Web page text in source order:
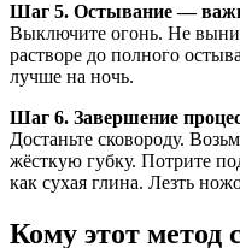
Шаг 5. Остывание —
Выключите огонь. Не
растворе до полного
лучше на ночь.
Шаг 6. Завершение
Достаньте сковороду.
жёсткую губку. Потрите
как сухая глина. Лезть
Кому этот метод